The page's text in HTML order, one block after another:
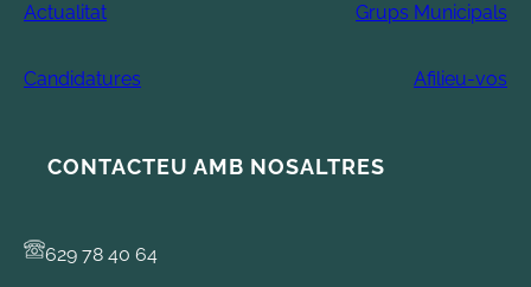
Actualitat Grups Municipals
Candidatures Afilieu-vos
CONTACTEU AMB NOSALTRES
629 78 40 64